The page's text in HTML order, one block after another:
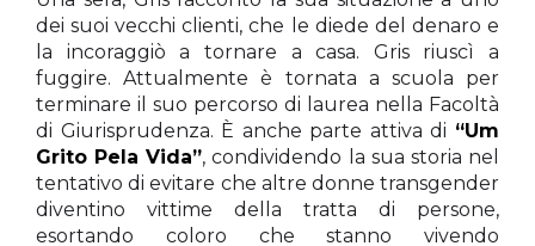
dei suoi vecchi clienti, che le diede del denaro e
la incoraggiò a tornare a casa. Gris riuscì a
fuggire. Attualmente è tornata a scuola per
terminare il suo percorso di laurea nella Facoltà
di Giurisprudenza. È anche parte attiva di “Um
Grito Pela Vida”, condividendo la sua storia nel
tentativo di evitare che altre donne transgender
diventino vittime della tratta di persone,
esortando coloro che stanno vivendo